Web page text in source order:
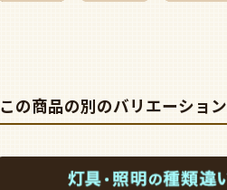
この商品の別のバリエーション